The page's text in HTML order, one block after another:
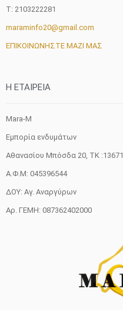
T: 2103222281
maraminfo20@gmail.com
ΕΠΙΚΟΙΝΩΝΗΣΤΕ ΜΑΖΙ ΜΑΣ
H ETAIΡΕΙΑ
Mara-M
Εμπορία ενδυμάτων
Αθανασίου Μπόσδα 20, ΤΚ :13671
Α.Φ.Μ: 045396544
ΔΟΥ: Αγ. Αναργύρων
Αρ. ΓΕΜΗ: 087362402000